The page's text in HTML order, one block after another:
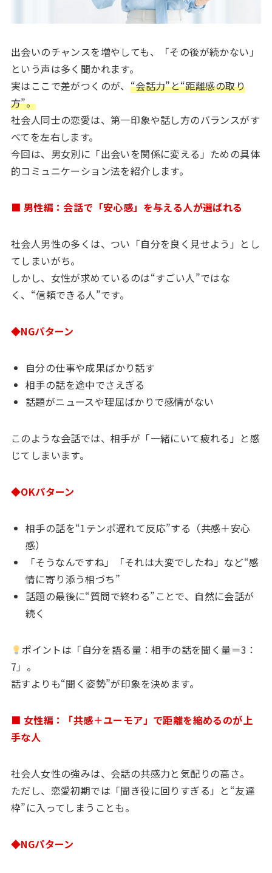
出会いのチャンスを増やしても、「その後が続かない」
という声は多く聞かれます。
実はここで差がつくのが、 “会話力”と“距離感の取り
方”。
社会人同士の恋愛は、第一印象や話し方のバランスがす
べてを左右します。
今回は、男女別に「出会いを関係に変える」ための具体
的コミュニケーション法を紹介します。
■ 男性編：会話で「安心感」を与える人が選ばれる
社会人男性の多くは、つい「自分を良く見せよう」とし
てしまいがち。
しかし、女性が求めているのは“すごい人”ではな
く、“信頼できる人”です。
◆NGパターン
自分の仕事や成果ばかり話す
相手の話を途中でさえぎる
話題がニュースや理屈ばかりで感情がない
このような会話では、相手が「一緒にいて疲れる」と感
じてしまいます。
◆OKパターン
相手の話を“1テンポ遅れて反応”する（共感＋安心
感）
「そうなんですね」「それは大変でしたね」など“感
情に寄り添う相づち”
話題の最後に“質問で終わる”ことで、自然に会話が
続く
ポイントは「自分を語る量：相手の話を聞く量＝3：
7」。
話すよりも“聞く姿勢”が印象を決めます。
■ 女性編：「共感＋ユーモア」で距離を縮めるのが上
手な人
社会人女性の強みは、会話の共感力と気配りの高さ。
ただし、恋愛初期では「聞き役に回りすぎる」と“友達
枠”に入ってしまうことも。
◆NGパターン